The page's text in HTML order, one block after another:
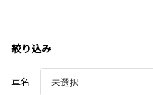
絞り込み
車名